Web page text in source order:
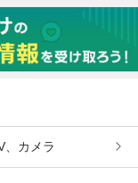
、カメラ